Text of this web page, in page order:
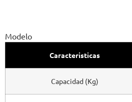
Modelo
Caracteristicas
Capacidad (Kg)